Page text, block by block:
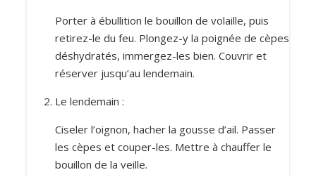
Porter à ébullition le bouillon de volaille, puis
retirez-le du feu. Plongez-y la poignée de cèpes
déshydratés, immergez-les bien. Couvrir et
réserver jusqu’au lendemain.
Le lendemain :
Ciseler l’oignon, hacher la gousse d’ail. Passer
les cèpes et couper-les. Mettre à chauffer le
bouillon de la veille.